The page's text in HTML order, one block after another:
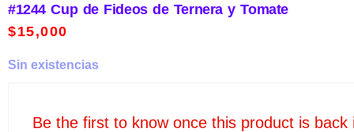
#1244 Cup de Fideos de Ternera y Tomate
$15,000
Sin existencias
Be the first to know once this product is back